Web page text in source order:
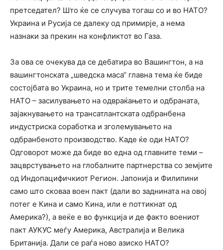
претседател? Што ќе се случува тогаш со и во НАТО?
Украина и Русија се далеку од примирје, а нема
назнаки за прекин на конфликтот во Газа.
За ова се очекува да се дебатира во Вашингтон, а на
вашингтонската „шведска маса“ главна тема ќе биде
состојбата во Украина, но и трите темелни столба на
НАТО – засилувањето на одвраќањето и одбраната,
зајакнувањето на трансатлантската одбранбена
индустриска соработка и зголемувањето на
одбранбеното производство. Каде ќе оди НАТО?
Одговорот може да биде во една од главните теми –
зацврстувањето на глобалните партнерства со земјите
од Индопацифичкиот Регион. Јапонија и Филипини
само што сковаа воен пакт (дали во заднината на овој
потег е Кина и само Кина, или е поттикнат од
Америка?), а веќе е во функција и де факто воениот
пакт АУКУС меѓу Америка, Австралија и Велика
Британија. Дали се раѓа ново азиско НАТО?